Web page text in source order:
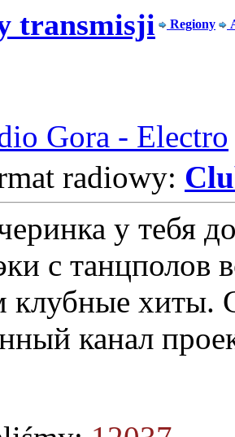
transmisji Regiony
Gora - Electro
radiowy:
у тебя
с танцполов
клубные
канал